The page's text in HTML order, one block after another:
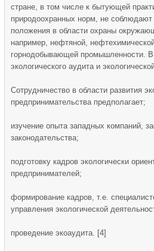
стране, в том числе к бытующей
природоохранных норм, не соблюдают
положения в области охраны
например, нефтяной,
горнодобывающей промышленности. В
экологического аудита и
Сотрудничество в области развития
предпринимательства предполагает;
изучение опыта западных компаний,
законодательства;
подготовку кадров экологически
предпринимателей;
формирование кадров, т.е.
управления экологической
проведение экоаудита. [4]